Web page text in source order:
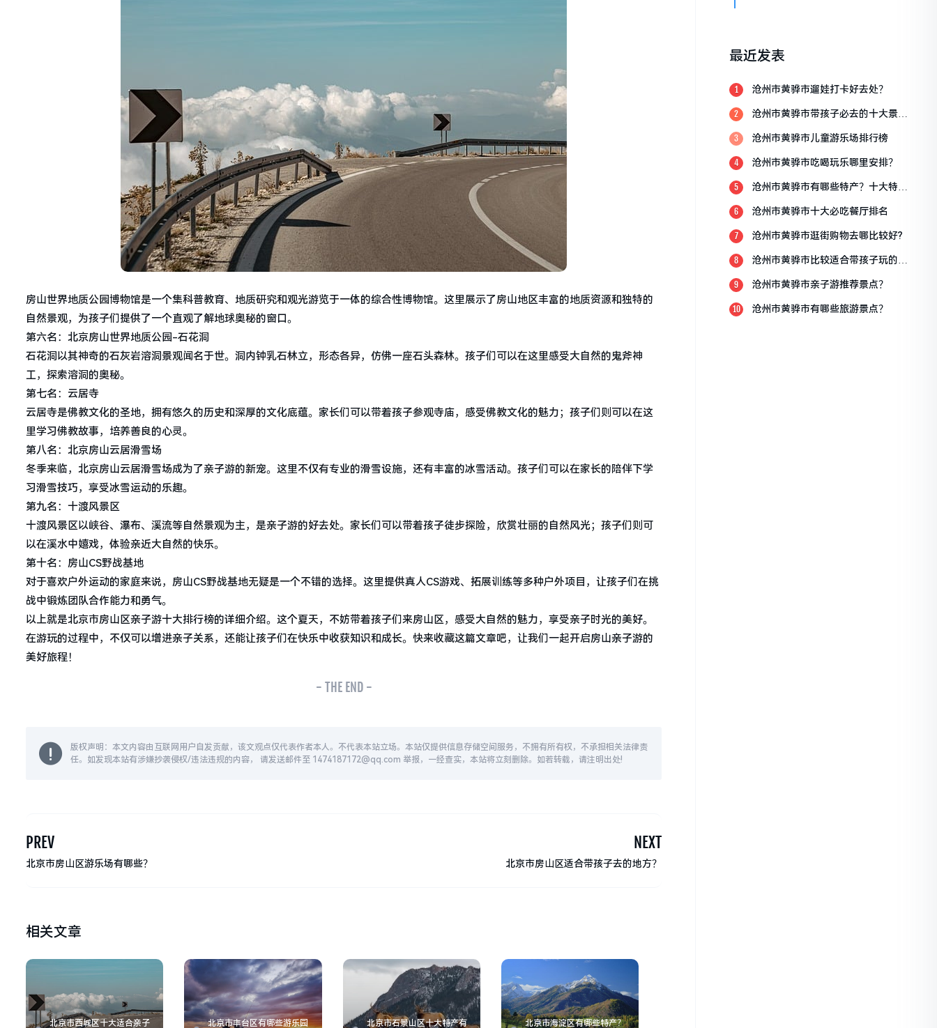
房山世界地质公园博物馆是一个集科普教育、地质研究和观光游览于一体的综合性博物馆。这里展示了房山地区丰富的地质资源和独特的
自然景观，为孩子们提供了一个直观了解地球奥秘的窗口。
第六名：北京房山世界地质公园-石花洞
石花洞以其神奇的石灰岩溶洞景观闻名于世。洞内钟乳石林立，形态各异，仿佛一座石头森林。孩子们可以在这里感受大自然的鬼斧神
工，探索溶洞的奥秘。
第七名：云居寺
云居寺是佛教文化的圣地，拥有悠久的历史和深厚的文化底蕴。家长们可以带着孩子参观寺庙，感受佛教文化的魅力；孩子们则可以在这
里学习佛教故事，培养善良的心灵。
第八名：北京房山云居滑雪场
冬季来临，北京房山云居滑雪场成为了亲子游的新宠。这里不仅有专业的滑雪设施，还有丰富的冰雪活动。孩子们可以在家长的陪伴下学
习滑雪技巧，享受冰雪运动的乐趣。
第九名：十渡风景区
十渡风景区以峡谷、瀑布、溪流等自然景观为主，是亲子游的好去处。家长们可以带着孩子徒步探险，欣赏壮丽的自然风光；孩子们则可
以在溪水中嬉戏，体验亲近大自然的快乐。
第十名：房山CS野战基地
对于喜欢户外运动的家庭来说，房山CS野战基地无疑是一个不错的选择。这里提供真人CS游戏、拓展训练等多种户外项目，让孩子们在挑
战中锻炼团队合作能力和勇气。
以上就是北京市房山区亲子游十大排行榜的详细介绍。这个夏天，不妨带着孩子们来房山区，感受大自然的魅力，享受亲子时光的美好。
在游玩的过程中，不仅可以增进亲子关系，还能让孩子们在快乐中收获知识和成长。快来收藏这篇文章吧，让我们一起开启房山亲子游的
美好旅程！
- THE END -
版权声明：本文内容由互联网用户自发贡献，该文观点仅代表作者本人。不代表本站立场。本站仅提供信息存储空间服务，不拥有所有权，不承担相关法律责
任。如发现本站有涉嫌抄袭侵权/违法违规的内容， 请发送邮件至 1474187172@qq.com 举报，一经查实，本站将立刻删除。如若转载，请注明出处!
PREV
北京市房山区游乐场有哪些？
NEXT
北京市房山区适合带孩子去的地方？
相关文章
北京市西城区十大适合亲子 北京市丰台区有哪些游乐园 北京市石景山区十大特产有 北京市海淀区有哪些特产？
最近发表
1 沧州市黄骅市遛娃打卡好去处？
2
沧州市黄骅市带孩子必去的十大景
3 沧州市黄骅市儿童游乐场排行榜
4 沧州市黄骅市吃喝玩乐哪里安排？
5
沧州市黄骅市有哪些特产？十大特产
6 沧州市黄骅市十大必吃餐厅排名
7 沧州市黄骅市逛街购物去哪比较好?
8
沧州市黄骅市比较适合带孩子玩的地
9 沧州市黄骅市亲子游推荐景点？
10 沧州市黄骅市有哪些旅游景点？